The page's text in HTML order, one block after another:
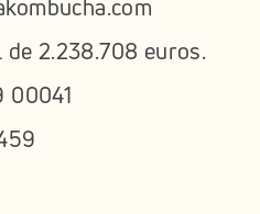
de 2.238.708 euros.
00041